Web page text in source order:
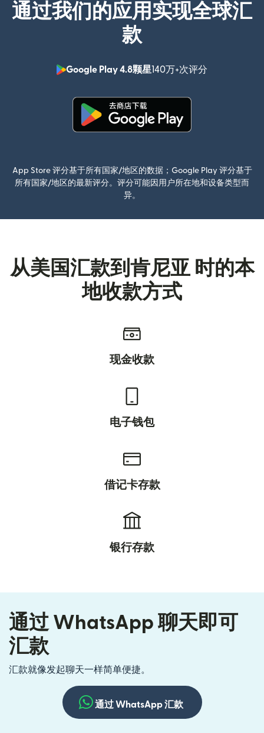
通过我们的应用实现全球汇
款
Google Play 4.8颗星140万+次评分
App Store 评分基于所有国家/地区的数据；Google Play 评分基于
所有国家/地区的最新评分。评分可能因用户所在地和设备类型而
异。
从美国汇款到肯尼亚 时的本
地收款方式
现金收款
电子钱包
借记卡存款
银行存款
通过 WhatsApp 聊天即可
汇款
汇款就像发起聊天一样简单便捷。
通过 WhatsApp 汇款